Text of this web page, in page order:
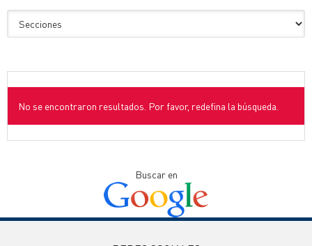
No se encontraron resultados. Por favor, redefina la búsqueda.
Buscar en